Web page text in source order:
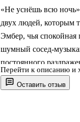
Оставить отзыв
«Не уснёшь всю
двух людей, которым
Эмбер, чья спокойная
шумный сосед-
постоянного
Клири вырастает не
быта и работы.
Перейти к описанию и